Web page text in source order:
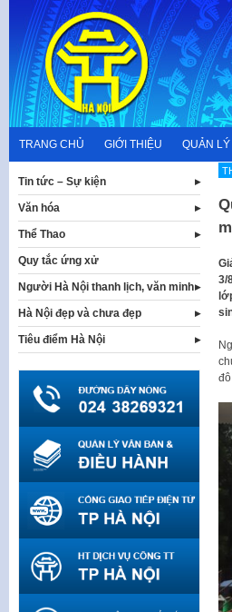
content
TRANG CHỦ GIỚI THIỆU QUẢN
3/
Tin tức – Sự kiện
Văn hóa
Thể Thao
Quy tắc ứng xử
Người Hà Nội thanh lịch, văn minh
Hà Nội đẹp và chưa đẹp
Tiêu điểm Hà Nội